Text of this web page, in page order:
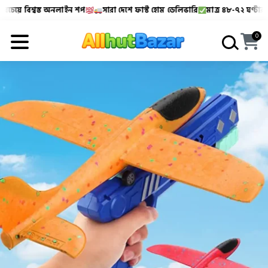
অনলাইন শপ সারা দেশে ফাস্ট হোম ডেলিভারি মাত্র ৪৮-৭২ ঘণ্টার মধ্যে
Allhutbazar এ আপনাকে স্বাগতম!বাংলাদেশের সবচেয়ে
0